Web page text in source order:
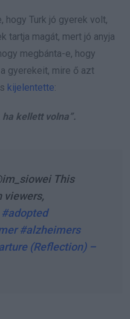
hogy Turk jó gyerek volt,
tartja magát, mert jó anyja
megbánta-e, hogy
gyerekeit, mire ő azt
kijelentette:
kellett volna”.
This
viewers,
#adopted
#alzheimers
(Reflection) –